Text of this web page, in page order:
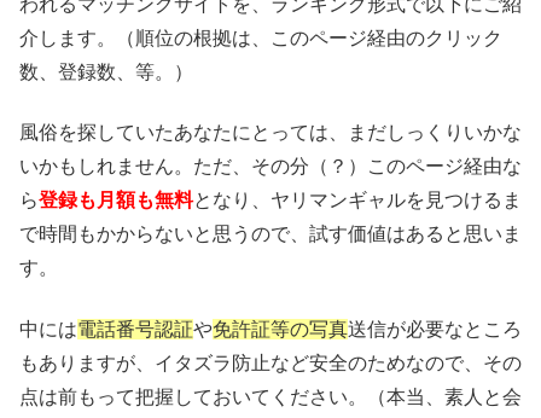
われるマッチングサイトを、ランキング形式で以下にご紹
介します。（順位の根拠は、このページ経由のクリック
数、登録数、等。）
風俗を探していたあなたにとっては、まだしっくりいかな
いかもしれません。ただ、その分（？）このページ経由な
ら登録も月額も無料となり、ヤリマンギャルを見つけるま
で時間もかからないと思うので、試す価値はあると思いま
す。
中には電話番号認証や免許証等の写真送信が必要なところ
もありますが、イタズラ防止など安全のためなので、その
点は前もって把握しておいてください。（本当、素人と会